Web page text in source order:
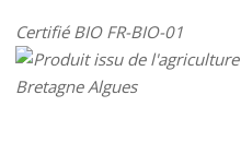
Certifié BIO FR-BIO-01